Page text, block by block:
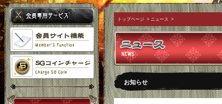
トップページ > ニュース >
お知らせ